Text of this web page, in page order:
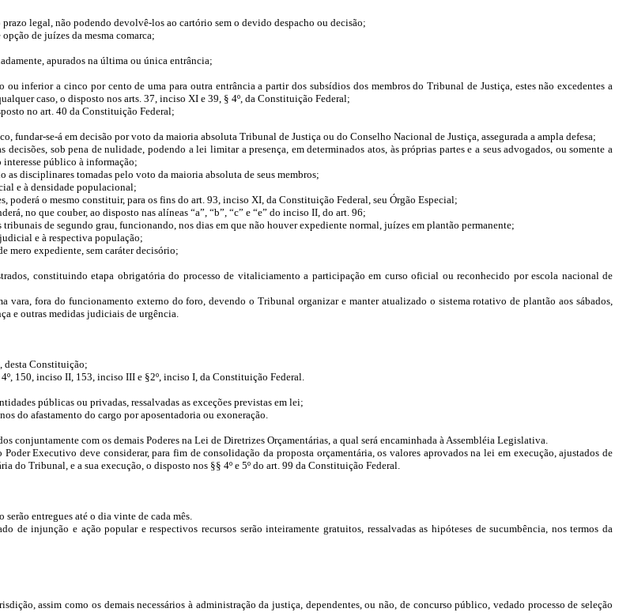
legal, não podendo devolvê-los ao cartório sem o devido despacho ou decisão;
de juízes da mesma comarca;
apurados na última ou única entrância;
inferior a cinco por cento de uma para outra entrância a partir dos subsídios dos membros do Tribunal de Justiça, estes não excedentes a
caso, o disposto nos arts. 37, inciso XI e 39, § 4º, da Constituição Federal;
no art. 40 da Constituição Federal;
se-á em decisão por voto da maioria absoluta Tribunal de Justiça ou do Conselho Nacional de Justiça, assegurada a ampla defesa;
sob pena de nulidade, podendo a lei limitar a presença, em determinados atos, às próprias partes e a seus advogados, ou somente a
interesse público à informação;
disciplinares tomadas pelo voto da maioria absoluta de seus membros;
e à densidade populacional;
o mesmo constituir, para os fins do art. 93, inciso XI, da Constituição Federal, seu Órgão Especial;
no que couber, ao disposto nas alíneas “a”, “b”, “c” e “e” do inciso II, do art. 96;
de segundo grau, funcionando, nos dias em que não houver expediente normal, juízes em plantão permanente;
e à respectiva população;
mero expediente, sem caráter decisório;
constituindo etapa obrigatória do processo de vitaliciamento a participação em curso oficial ou reconhecido por escola nacional de
vara, fora do funcionamento externo do foro, devendo o Tribunal organizar e manter atualizado o sistema rotativo de plantão aos sábados,
e outras medidas judiciais de urgência.
Constituição;
150, inciso II, 153, inciso III e §2º, inciso I, da Constituição Federal.
públicas ou privadas, ressalvadas as exceções previstas em lei;
do afastamento do cargo por aposentadoria ou exoneração.
conjuntamente com os demais Poderes na Lei de Diretrizes Orçamentárias, a qual será encaminhada à Assembléia Legislativa.
Executivo deve considerar, para fim de consolidação da proposta orçamentária, os valores aprovados na lei em execução, ajustados de
do Tribunal, e a sua execução, o disposto nos §§ 4º e 5º do art. 99 da Constituição Federal.
entregues até o dia vinte de cada mês.
de injunção e ação popular e respectivos recursos serão inteiramente gratuitos, ressalvadas as hipóteses de sucumbência, nos termos da
assim como os demais necessários à administração da justiça, dependentes, ou não, de concurso público, vedado processo de seleção